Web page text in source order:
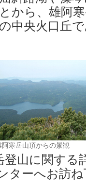
とから、雄阿
の中央火口丘
阿寒岳山頂からの景観
山に関する
ターへお訪